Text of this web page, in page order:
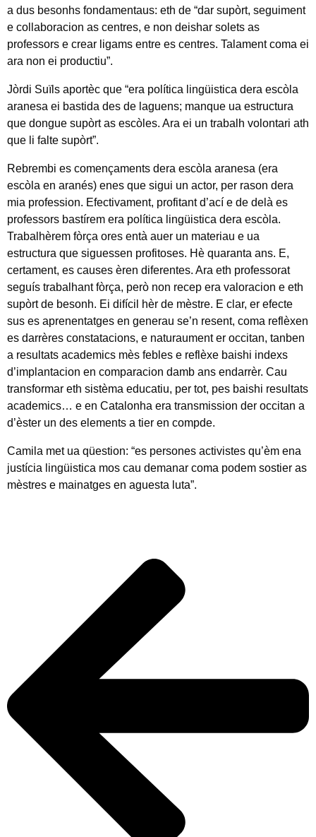
a dus besonhs fondamentaus: eth de “dar supòrt, seguiment
e collaboracion as centres, e non deishar solets as
professors e crear ligams entre es centres. Talament coma ei
ara non ei productiu”.
Jòrdi Suïls aportèc que “era política lingüistica dera escòla
aranesa ei bastida des de laguens; manque ua estructura
que dongue supòrt as escòles. Ara ei un trabalh volontari ath
que li falte supòrt”.
Rebrembi es començaments dera escòla aranesa (era
escòla en aranés) enes que sigui un actor, per rason dera
mia profession. Efectivament, profitant d’ací e de delà es
professors bastírem era política lingüistica dera escòla.
Trabalhèrem fòrça ores entà auer un materiau e ua
estructura que siguessen profitoses. Hè quaranta ans. E,
certament, es causes èren diferentes. Ara eth professorat
seguís trabalhant fòrça, però non recep era valoracion e eth
supòrt de besonh. Ei difícil hèr de mèstre. E clar, er efecte
sus es aprenentatges en generau se’n resent, coma reflèxen
es darrères constatacions, e naturaument er occitan, tanben
a resultats academics mès febles e reflèxe baishi indexs
d’implantacion en comparacion damb ans endarrèr. Cau
transformar eth sistèma educatiu, per tot, pes baishi resultats
academics… e en Catalonha era transmission der occitan a
d’èster un des elements a tier en compde.
Camila met ua qüestion: “es persones activistes qu’èm ena
justícia lingüistica mos cau demanar coma podem sostier as
mèstres e mainatges en aguesta luta”.